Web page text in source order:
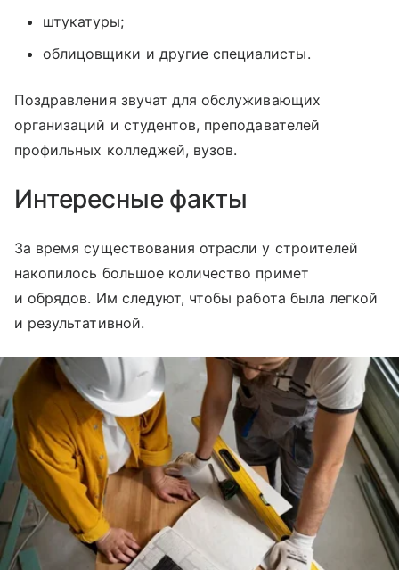
штукатуры;
облицовщики и другие специалисты.
Поздравления звучат для обслуживающих
организаций и студентов, преподавателей
профильных колледжей, вузов.
Интересные факты
За время существования отрасли у строителей
накопилось большое количество примет
и обрядов. Им следуют, чтобы работа была легкой
и результативной.